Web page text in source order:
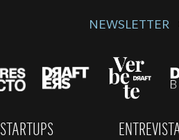
NEWSLETTER
STARTUPS